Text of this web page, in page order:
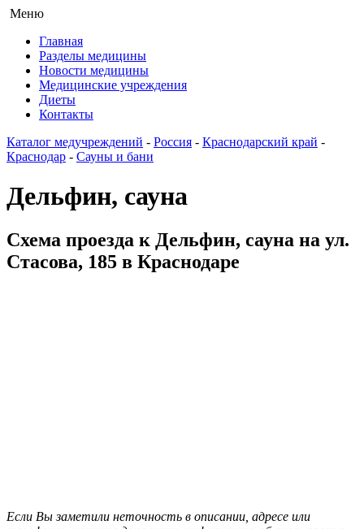
Меню
Главная
Разделы медицины
Новости медицины
Медицинские учреждения
Диеты
Контакты
Каталог медучреждений - Россия - Краснодарский край -
Краснодар - Сауны и бани
Дельфин, сауна
Схема проезда к Дельфин, сауна на ул.
Стасова, 185 в Краснодаре
Если Вы заметили неточность в описании, адресе или